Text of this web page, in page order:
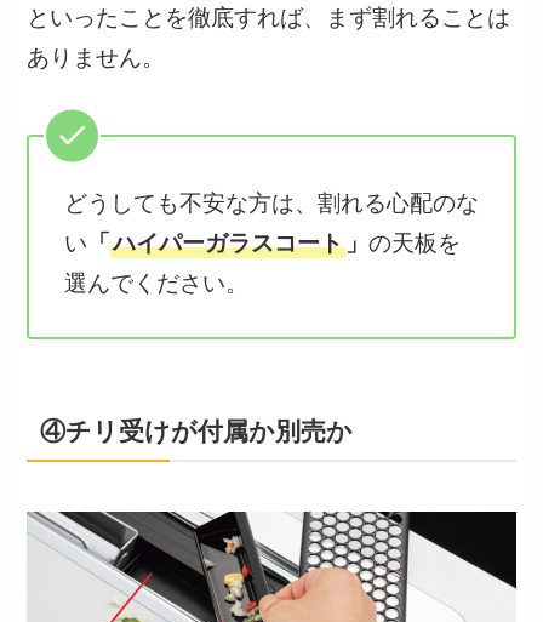
といったことを徹底すれば、まず割れることは
ありません。
どうしても不安な方は、割れる心配のな
い 「 ハイパーガラスコート」 の天板を
選んでください。
④チリ受けが付属か別売か